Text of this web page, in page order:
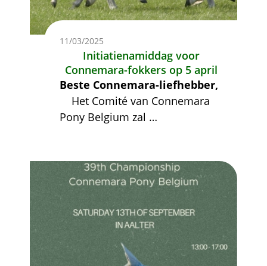
11/03/2025
Initiatienamiddag voor
Connemara-fokkers op 5 april
Beste Connemara-liefhebber,
Het Comité van Connemara
Pony Belgium zal …
Afbeelding